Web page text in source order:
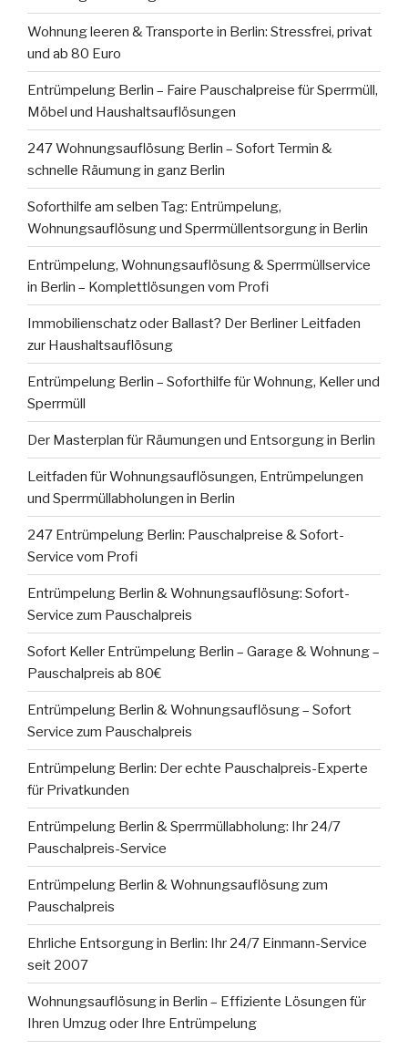
Wohnung leeren & Transporte in Berlin: Stressfrei, privat
und ab 80 Euro
Entrümpelung Berlin – Faire Pauschalpreise für Sperrmüll,
Möbel und Haushaltsauflösungen
247 Wohnungsauflösung Berlin – Sofort Termin &
schnelle Räumung in ganz Berlin
Soforthilfe am selben Tag: Entrümpelung,
Wohnungsauflösung und Sperrmüllentsorgung in Berlin
Entrümpelung, Wohnungsauflösung & Sperrmüllservice
in Berlin – Komplettlösungen vom Profi
Immobilienschatz oder Ballast? Der Berliner Leitfaden
zur Haushaltsauflösung
Entrümpelung Berlin – Soforthilfe für Wohnung, Keller und
Sperrmüll
Der Masterplan für Räumungen und Entsorgung in Berlin
Leitfaden für Wohnungsauflösungen, Entrümpelungen
und Sperrmüllabholungen in Berlin
247 Entrümpelung Berlin: Pauschalpreise & Sofort-
Service vom Profi
Entrümpelung Berlin & Wohnungsauflösung: Sofort-
Service zum Pauschalpreis
Sofort Keller Entrümpelung Berlin – Garage & Wohnung –
Pauschalpreis ab 80€
Entrümpelung Berlin & Wohnungsauflösung – Sofort
Service zum Pauschalpreis
Entrümpelung Berlin: Der echte Pauschalpreis-Experte
für Privatkunden
Entrümpelung Berlin & Sperrmüllabholung: Ihr 24/7
Pauschalpreis-Service
Entrümpelung Berlin & Wohnungsauflösung zum
Pauschalpreis
Ehrliche Entsorgung in Berlin: Ihr 24/7 Einmann-Service
seit 2007
Wohnungsauflösung in Berlin – Effiziente Lösungen für
Ihren Umzug oder Ihre Entrümpelung